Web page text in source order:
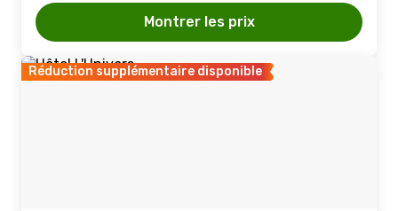
Montrer les prix
Réduction supplémentaire disponible